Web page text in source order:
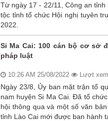
Từ ngày 17 - 22/11, Công an
tộc tỉnh tổ chức Hội nghị tuyên
2022.
Si Ma Cai: 100 cán bộ cơ sở
pháp luật
10:26 AM 25/08/2022 Lượt
Ngày 23/8, Ủy ban mặt trận tổ
nam huyện Si Ma Cai. Đã tổ
hội thông qua và một số văn
tỉnh Lào Cai mới được ban hành